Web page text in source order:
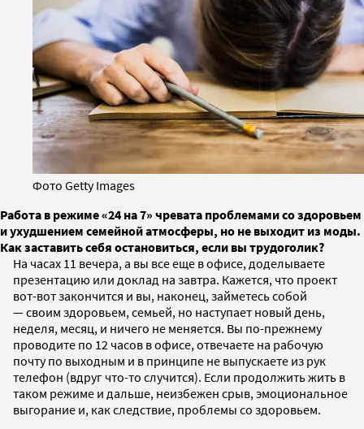
Фото Getty Images
Работа в режиме «24 на 7» чревата проблемами со здоровьем
и ухудшением семейной атмосферы, но не выходит из моды.
Как заставить себя остановиться, если вы трудоголик?
На часах 11 вечера, а вы все еще в офисе, доделываете
презентацию или доклад на завтра. Кажется, что проект
вот-вот закончится и вы, наконец, займетесь собой
— своим здоровьем, семьей, но наступает новый день,
неделя, месяц, и ничего не меняется. Вы по-прежнему
проводите по 12 часов в офисе, отвечаете на рабочую
почту по выходным и в принципе не выпускаете из рук
телефон (вдруг что-то случится). Если продолжить жить в
таком режиме и дальше, неизбежен срыв, эмоциональное
выгорание и, как следствие, проблемы со здоровьем.